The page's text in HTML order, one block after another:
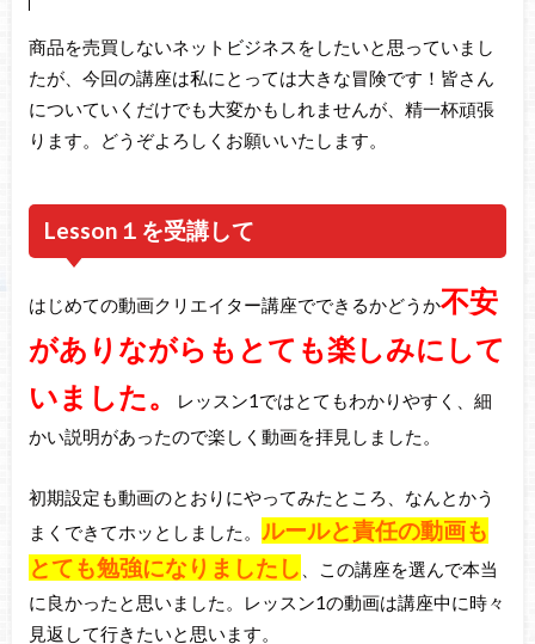
商品を売買しないネットビジネスをしたいと思っていまし
たが、今回の講座は私にとっては大きな冒険です！皆さん
についていくだけでも大変かもしれませんが、精一杯頑張
ります。どうぞよろしくお願いいたします。
Lesson１を受講して
はじめての動画クリエイター講座でできるかどうか不安
がありながらもとても楽しみにして
いました。
レッスン1ではとてもわかりやすく、細
かい説明があったので楽しく動画を拝見しました。
初期設定も動画のとおりにやってみたところ、なんとかう
まくできてホッとしました。
ルールと責任の動画も
とても勉強になりましたし 、この講座を選んで本当
に良かったと思いました。レッスン1の動画は講座中に時々
見返して行きたいと思います。